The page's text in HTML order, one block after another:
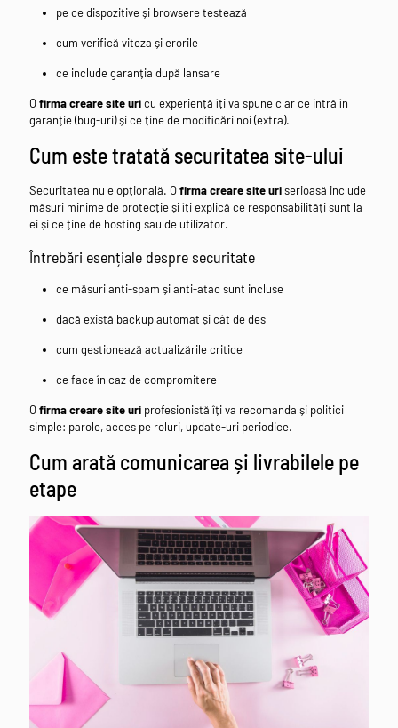
pe ce dispozitive și browsere testează
cum verifică viteza și erorile
ce include garanția după lansare
Ofirma creare site uricu experiență îți va spune clar ce intră în
garanție (bug-uri) și ce ține de modificări noi (extra).
Cum este tratată securitatea site-ului
Securitatea nu e opțională. Ofirma creare site uriserioasă include
măsuri minime de protecție și îți explică ce responsabilități sunt la
ei și ce ține de hosting sau de utilizator.
Întrebări esențiale despre securitate
ce măsuri anti-spam și anti-atac sunt incluse
dacă există backup automat și cât de des
cum gestionează actualizările critice
ce face în caz de compromitere
Ofirma creare site uri profesionistă îți va recomanda și politici
simple: parole, acces pe roluri, update-uri periodice.
Cum arată comunicarea și livrabilele pe
etape